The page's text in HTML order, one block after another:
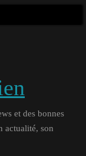
et des bonnes
actualité, son